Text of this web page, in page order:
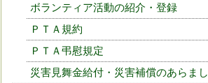
ボランティア活動の紹介・登録
ＰＴＡ規約
ＰＴＡ弔慰規定
災害見舞金給付・災害補償のあらまし